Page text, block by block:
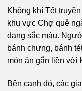
Không khí Tết
khu vực Chợ quê
dạng sắc màu.
bánh chưng, bánh
món ăn gắn liền với
Bên cạnh đó, các